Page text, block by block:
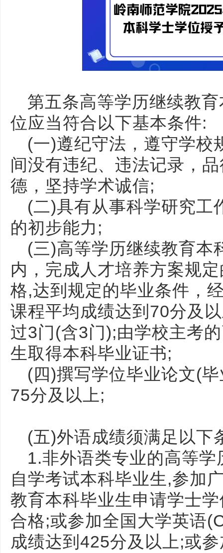
第五条高等学历继续教
位应当符合以下基本条件:
(一)遵纪守法，遵守学校
间没有违纪、违法记录，
德，坚持学术诚信;
(二)具有从事科学研究工
的初步能力;
(三)高等学历继续教育本
内，完成人才培养方案规
格,达到规定的毕业条件，
课程平均成绩达到70分及
过3门(含3门);由学校主考
生取得本科毕业证书;
(四)撰写学位毕业论文(
75分及以上;
(五)外语成绩须满足以下
1.非外语类专业的高等
自学考试本科毕业生,参加
教育本科毕业生申请学士
合格;或参加全国大学英语
成绩达到425分及以上;或